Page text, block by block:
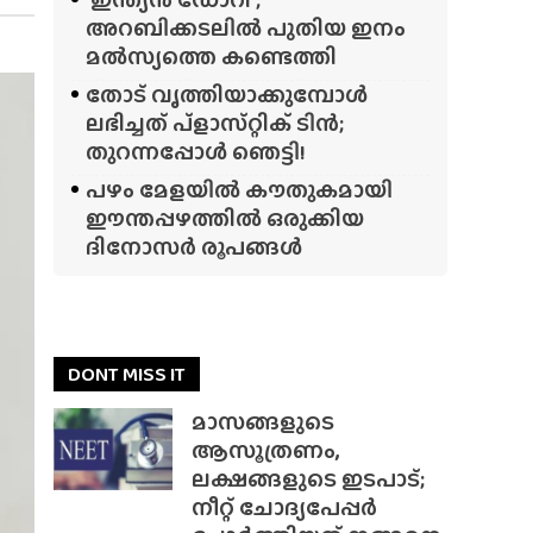
അറബിക്കടലിൽ പുതിയ ഇനം
മൽസ്യത്തെ കണ്ടെത്തി
തോട് വൃത്തിയാക്കുമ്പോൾ
ലഭിച്ചത് പ്‌ളാസ്‌റ്റിക് ടിൻ;
തുറന്നപ്പോൾ ഞെട്ടി!
പഴം മേളയിൽ കൗതുകമായി
ഈന്തപ്പഴത്തിൽ ഒരുക്കിയ
ദിനോസർ രൂപങ്ങൾ
DONT MISS IT
മാസങ്ങളുടെ
ആസൂത്രണം,
ലക്ഷങ്ങളുടെ ഇടപാട്;
നീറ്റ് ചോദ്യപേപ്പർ